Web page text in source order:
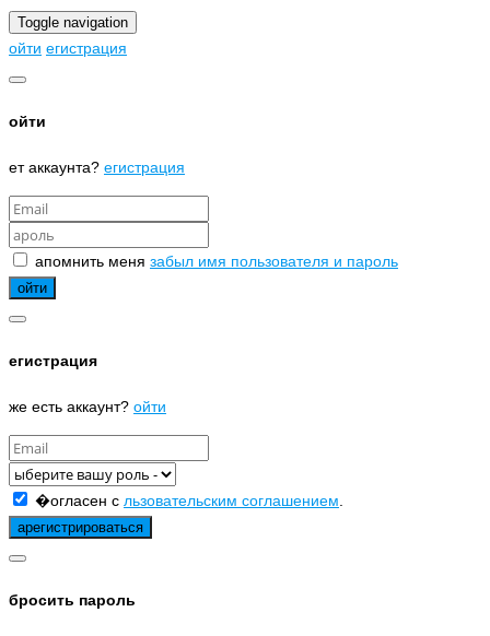
Toggle navigation
ойти егистрация
ойти
ет аккаунта? егистрация
апомнить меня забыл имя пользователя и пароль
егистрация
же есть аккаунт? ойти
�огласен с льзовательским соглашением.
бросить пароль